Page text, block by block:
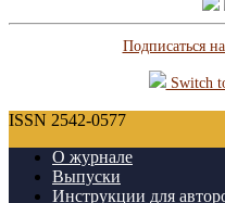
Подписаться
Switch
ISSN 2542-0577
О журнале
Выпуски
Инструкции для